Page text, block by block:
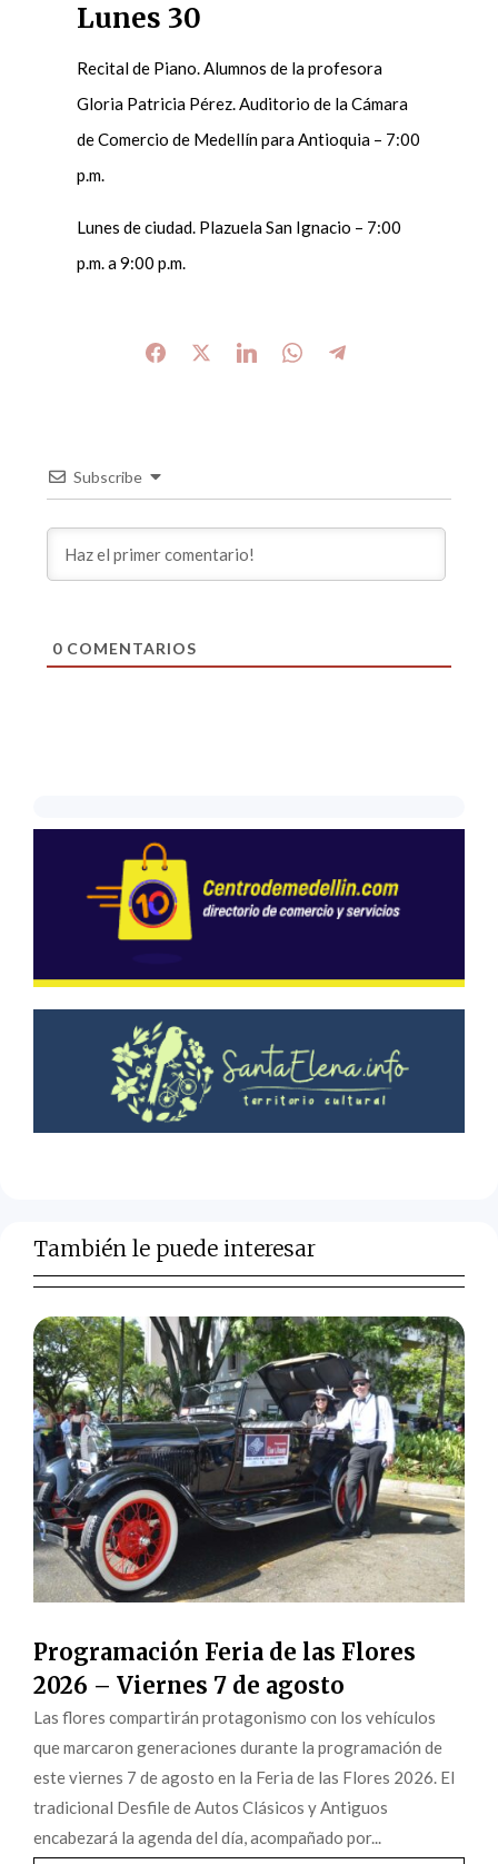
Lunes 30
Recital de Piano. Alumnos de la profesora
Gloria Patricia Pérez. Auditorio de la Cámara
de Comercio de Medellín para Antioquia – 7:00
p.m.
Lunes de ciudad. Plazuela San Ignacio – 7:00
p.m. a 9:00 p.m.
Subscribe
0COMENTARIOS
También le puede interesar
Programación Feria de las Flores
2026 – Viernes 7 de agosto
Las flores compartirán protagonismo con los vehículos
que marcaron generaciones durante la programación de
este viernes 7 de agosto en la Feria de las Flores 2026. El
tradicional Desfile de Autos Clásicos y Antiguos
encabezará la agenda del día, acompañado por...